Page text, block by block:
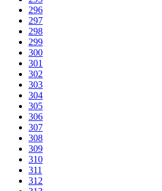
296
297
298
299
300
301
302
303
304
305
306
307
308
309
310
311
312